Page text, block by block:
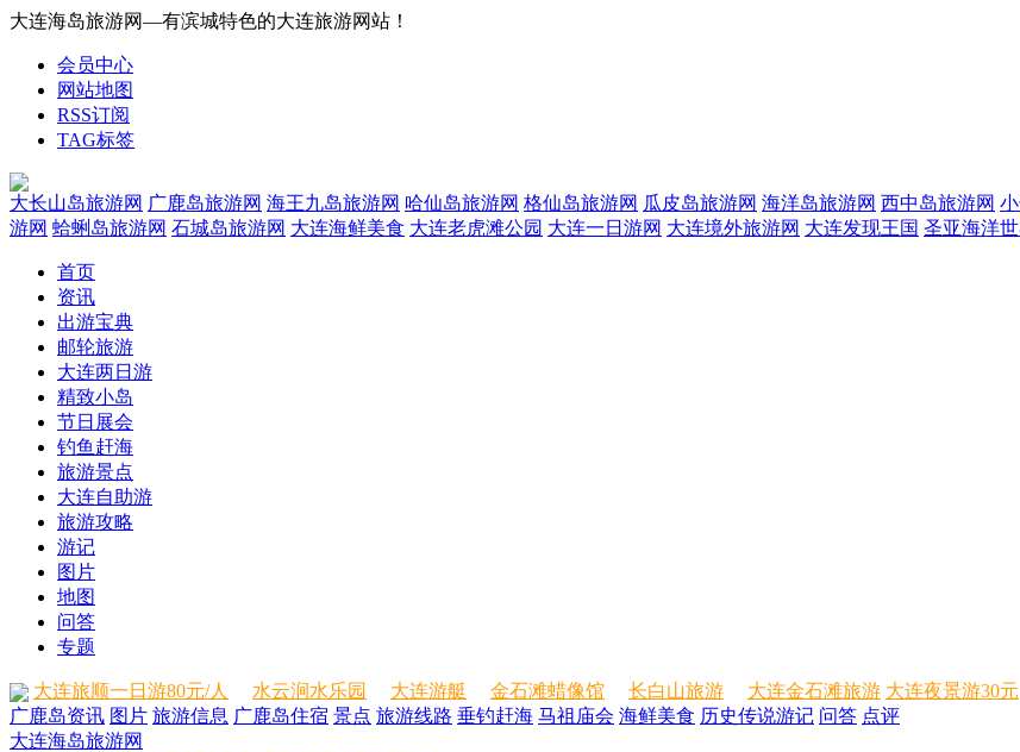
大连海岛旅游网—有滨城特色的大连旅游网站！
会员中心
网站地图
RSS订阅
TAG标签
大长山岛旅游网 广鹿岛旅游网 海王九岛旅游网 哈仙岛旅游网 格仙岛旅游网 瓜皮岛旅游网 海洋岛旅游网 西中岛旅游网
游网 蛤蜊岛旅游网 石城岛旅游网 大连海鲜美食 大连老虎滩公园 大连一日游网 大连境外旅游网 大连发现王国 圣亚海洋
首页
资讯
出游宝典
邮轮旅游
大连两日游
精致小岛
节日展会
钓鱼赶海
旅游景点
大连自助游
旅游攻略
游记
图片
地图
问答
专题
大连旅顺一日游80元/人 水云涧水乐园 大连游艇 金石滩蜡像馆 长白山旅游 大连金石滩旅游 大连夜景游30元
广鹿岛资讯 图片 旅游信息 广鹿岛住宿 景点 旅游线路 垂钓赶海 马祖庙会 海鲜美食 历史传说游记 问答 点评
大连海岛旅游网